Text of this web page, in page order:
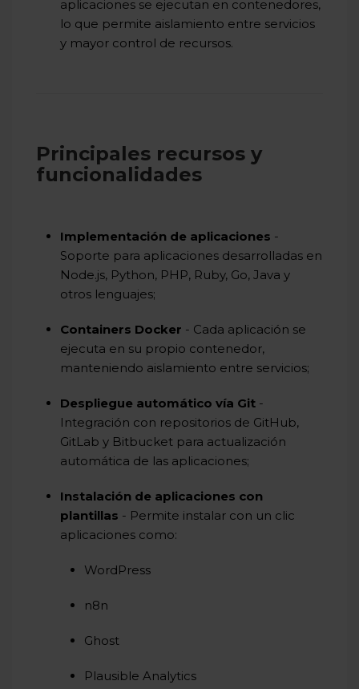
aplicaciones se ejecutan en contenedores,
lo que permite aislamiento entre servicios
y mayor control de recursos.
Principales recursos y
funcionalidades
Implementación de aplicaciones -
Soporte para aplicaciones desarrolladas en
Node.js, Python, PHP, Ruby, Go, Java y
otros lenguajes;
Containers Docker - Cada aplicación se
ejecuta en su propio contenedor,
manteniendo aislamiento entre servicios;
Despliegue automático vía Git -
Integración con repositorios de GitHub,
GitLab y Bitbucket para actualización
automática de las aplicaciones;
Instalación de aplicaciones con
plantillas - Permite instalar con un clic
aplicaciones como:
WordPress
n8n
Ghost
Plausible Analytics